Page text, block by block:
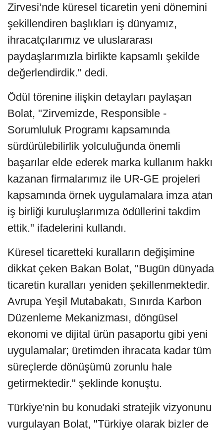
Zirvesi’nde küresel ticaretin yeni dönemini
şekillendiren başlıkları iş dünyamız,
ihracatçılarımız ve uluslararası
paydaşlarımızla birlikte kapsamlı şekilde
değerlendirdik." dedi.
Ödül törenine ilişkin detayları paylaşan
Bolat, "Zirvemizde, Responsible -
Sorumluluk Programı kapsamında
sürdürülebilirlik yolculuğunda önemli
başarılar elde ederek marka kullanım hakkı
kazanan firmalarımız ile UR-GE projeleri
kapsamında örnek uygulamalara imza atan
iş birliği kuruluşlarımıza ödüllerini takdim
ettik." ifadelerini kullandı.
Küresel ticaretteki kuralların değişimine
dikkat çeken Bakan Bolat, "Bugün dünyada
ticaretin kuralları yeniden şekillenmektedir.
Avrupa Yeşil Mutabakatı, Sınırda Karbon
Düzenleme Mekanizması, döngüsel
ekonomi ve dijital ürün pasaportu gibi yeni
uygulamalar; üretimden ihracata kadar tüm
süreçlerde dönüşümü zorunlu hale
getirmektedir." şeklinde konuştu.
Türkiye'nin bu konudaki stratejik vizyonunu
vurgulayan Bolat, "Türkiye olarak bizler de